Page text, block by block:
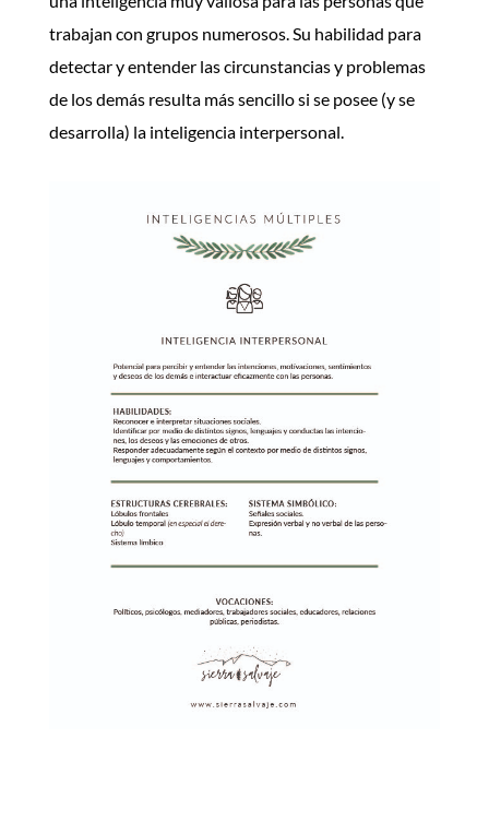
trabajan con grupos numerosos. Su habilidad para
detectar y entender las circunstancias y problemas
de los demás resulta más sencillo si se posee (y se
desarrolla) la inteligencia interpersonal.